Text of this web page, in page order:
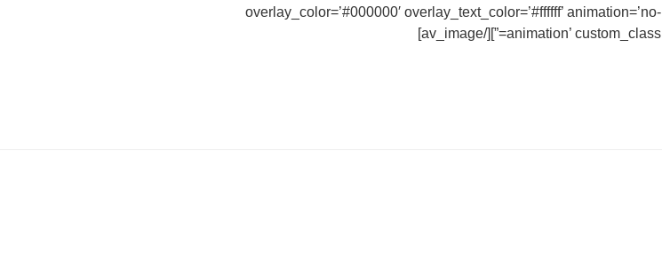
overlay_color=’#000000′ overlay_text_color=’#ffffff’ animation=’no-
animation’ custom_class=”][/av_image]